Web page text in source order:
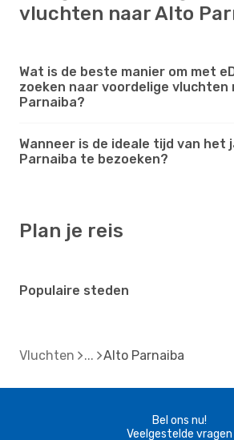
vluchten naar Alto
Wat is de beste manier om met
zoeken naar voordelige vluchten
Parnaiba?
Wanneer is de ideale tijd van het
Parnaiba te bezoeken?
Plan je reis
Populaire steden
Vluchten Alto Parnaiba
Bel ons nu!
Veelgestelde vragen